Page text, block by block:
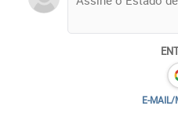
E-MAIL/